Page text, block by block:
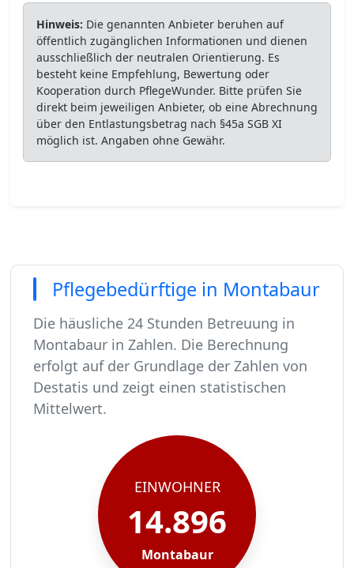
Hinweis: Die genannten Anbieter beruhen auf
öffentlich zugänglichen Informationen und dienen
ausschließlich der neutralen Orientierung. Es
besteht keine Empfehlung, Bewertung oder
Kooperation durch PflegeWunder. Bitte prüfen Sie
direkt beim jeweiligen Anbieter, ob eine Abrechnung
über den Entlastungsbetrag nach §45a SGB XI
möglich ist. Angaben ohne Gewähr.
Pflegebedürftige in Montabaur
Die häusliche 24 Stunden Betreuung in
Montabaur in Zahlen. Die Berechnung
erfolgt auf der Grundlage der Zahlen von
Destatis und zeigt einen statistischen
Mittelwert.
In Montabaur leben rund 14896 Menschen.
Von diesen 14896 Einwohnern sind rund 909
Ca. 145 dieser pflegebedürftigen Menschen
Der Großteil der Pflegebedürftigen in
EINWOHNER
14.896
Montabaur